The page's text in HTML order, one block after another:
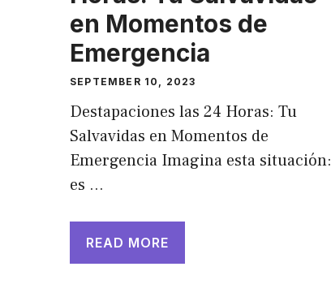
en Momentos de
Emergencia
SEPTEMBER 10, 2023
Destapaciones las 24 Horas: Tu
Salvavidas en Momentos de
Emergencia Imagina esta situación:
es …
READ MORE